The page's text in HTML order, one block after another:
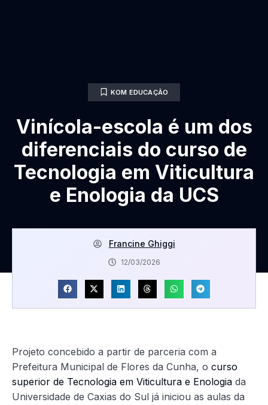
KOM EDUCAÇÃO
Vinícola-escola é um dos
diferenciais do curso de
Tecnologia em Viticultura
e Enologia da UCS
Francine Ghiggi
12/03/2026
Projeto concebido a partir de parceria com a
Prefeitura Municipal de Flores da Cunha, o curso
superior de Tecnologia em Viticultura e Enologia da
Universidade de Caxias do Sul já iniciou as aulas da